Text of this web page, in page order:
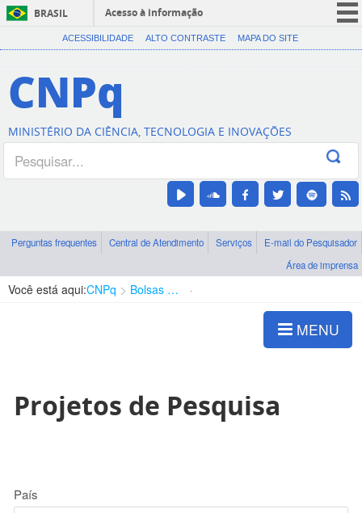
BRASIL
Acesso à informação
CORONAVÍRUS (COVID-19)
Canais
ACESSIBILIDADE ALTO CONTRASTE MAPA DO SITE
CNPq
MINISTÉRIO DA CIÊNCIA, TECNOLOGIA E INOVAÇÕES
Perguntas frequentes Central de Atendimento Serviços
E-mail do Pesquisador
Área de imprensa
Você está aqui:CNPq Bolsas e Auxílios Vigentes
MENU
Projetos de Pesquisa
País